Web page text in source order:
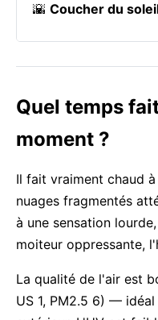
🌇 Coucher du
Quel temps
moment ?
Il fait vraiment chaud
nuages fragmentés
à une sensation
moiteur oppressante,
La qualité de l'air est
US 1, PM2.5 6) —